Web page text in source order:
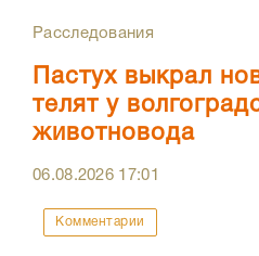
Расследования
Пастух выкрал
телят у
животновода
06.08.2026 17:01
Комментарии